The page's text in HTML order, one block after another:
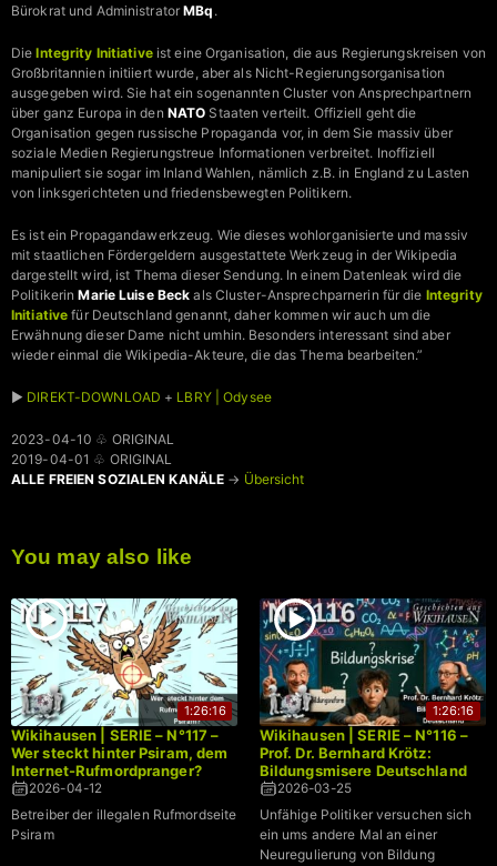
Bürokrat und AdministratorMBq .
DieIntegrity Initiativeist eine Organisation, die aus Regierungskreisen von
Großbritannien initiiert wurde, aber als Nicht-Regierungsorganisation
ausgegeben wird. Sie hat ein sogenannten Cluster von Ansprechpartnern
über ganz Europa in den NATO Staaten verteilt. Offiziell geht die
Organisation gegen russische Propaganda vor, in dem Sie massiv über
soziale Medien Regierungstreue Informationen verbreitet. Inoffiziell
manipuliert sie sogar im Inland Wahlen, nämlich z.B. in England zu Lasten
von linksgerichteten und friedensbewegten Politikern.
Es ist ein Propagandawerkzeug. Wie dieses wohlorganisierte und massiv
mit staatlichen Fördergeldern ausgestattete Werkzeug in der Wikipedia
dargestellt wird, ist Thema dieser Sendung. In einem Datenleak wird die
PolitikerinMarie Luise Beck als Cluster-Ansprechparnerin für die Integrity
Initiative für Deutschland genannt, daher kommen wir auch um die
Erwähnung dieser Dame nicht umhin. Besonders interessant sind aber
wieder einmal die Wikipedia-Akteure, die das Thema bearbeiten.”
► DIREKT-DOWNLOAD + LBRY | Odysee
2023-04-10 ♧ ORIGINAL
2019-04-01 ♧ ORIGINAL
ALLE FREIEN SOZIALEN KANÄLE → Übersicht
You may also like
1:26:16
Wikihausen | SERIE – N°117 –
Wer steckt hinter Psiram, dem
Internet-Rufmordpranger?
2026-04-12
Betreiber der illegalen Rufmordseite
Psiram
1:26:16
Wikihausen | SERIE – N°116 –
Prof. Dr. Bernhard Krötz:
Bildungsmisere Deutschland
2026-03-25
Unfähige Politiker versuchen sich
ein ums andere Mal an einer
Neuregulierung von Bildung